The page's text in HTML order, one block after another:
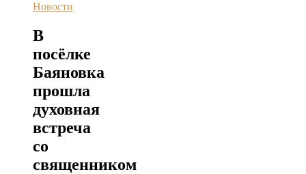
Новости
В
посёлке
Баяновка
прошла
духовная
встреча
со
священником